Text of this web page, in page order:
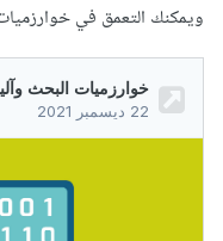
ويمكنك التعمق في